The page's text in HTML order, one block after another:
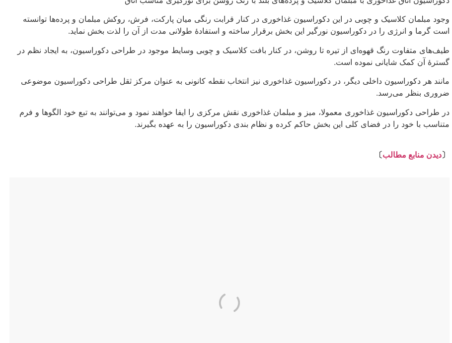
وجود مبلمان کلاسیک و چوبی در این دکوراسیون غذاخوری در کنار قرابت رنگی میان پارکت، فرش، روکش مبلمان و پرده‌ها توانسته
است گرما و انرژی را در دکوراسیون نورگیر این بخش برقرار ساخته و استفادهٔ طولانی مدت از آن را لذت بخش نماید.
طیف‌های متفاوت رنگ قهوه‌ای از تیره تا روشن، در کنار بافت کلاسیک و چوبی وسایط موجود در طراحی دکوراسیون، به ایجاد نظم در
گسترهٔ آن کمک شایانی نموده است.
مانند هر دکوراسیون داخلی دیگر، در دکوراسیون غذاخوری نیز انتخاب نقطه کانونی به عنوان مرکز ثقل طراحی دکوراسیون موضوعی
ضروری بنظر می‌رسد.
در طراحی دکوراسیون غذاخوری معمولا، میز و مبلمان غذاخوری نقش مرکزی را ایفا خواهند نمود و می‌توانند به تبع خود الگوها و فرم
متناسب با خود را در فضای کلی این بخش حاکم کرده و نظام بندی دکوراسیون را به عهده بگیرند.
〔دیدن منابع مطالب〕